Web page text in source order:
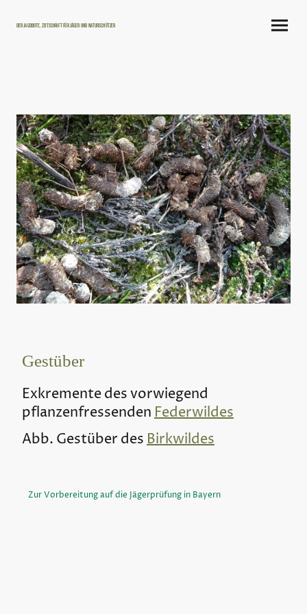
Der Jagdbote, Zeitschrift für Jäger und Naturschützer
Gestüber
Exkremente des vorwiegend
pflanzenfressendenFederwildes
Abb. Gestüber desBirkwildes
Zur Vorbereitung auf die Jägerprüfung in Bayern